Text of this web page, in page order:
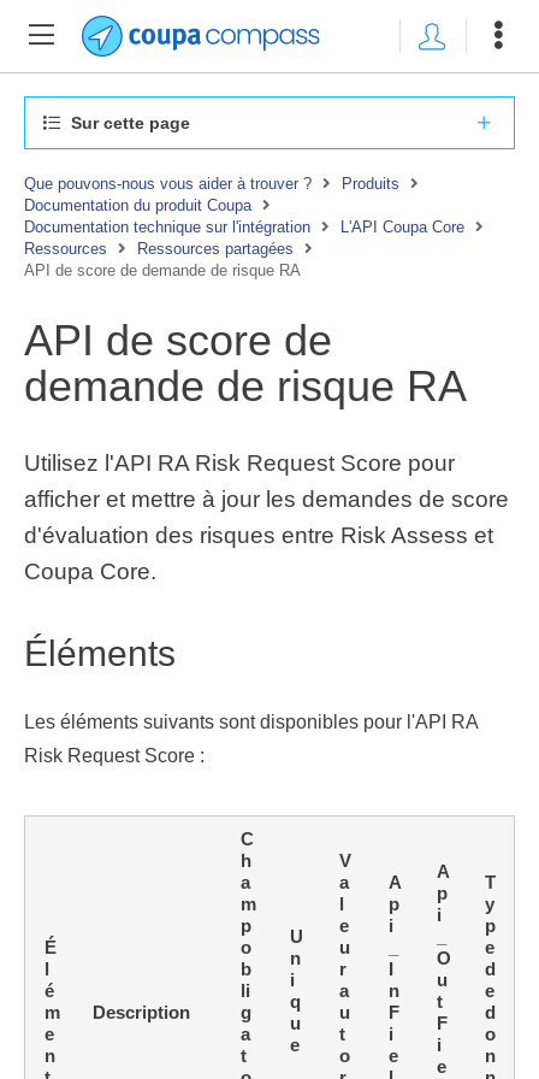
Sur cette page
Que pouvons-nous vous aider à trouver ?
Produits
Documentation du produit Coupa
Documentation technique sur l'intégration
L'API Coupa Core
Ressources
Ressources partagées
API de score de demande de risque RA
API de score de
demande de risque RA
Utilisez l'API RA Risk Request Score pour
afficher et mettre à jour les demandes de score
d'évaluation des risques entre Risk Assess et
Coupa Core.
Éléments
Les éléments suivants sont disponibles pour l'API RA
Risk Request Score :
É
l
é
m
e
n
Description
C
h
a
m
p
o
b
li
g
a
t
U
n
i
q
u
e
V
a
l
e
u
r
a
u
t
o
A
p
i
I
n
F
i
e
A
p
i
O
u
t
F
i
e
T
y
p
e
d
e
d
o
n